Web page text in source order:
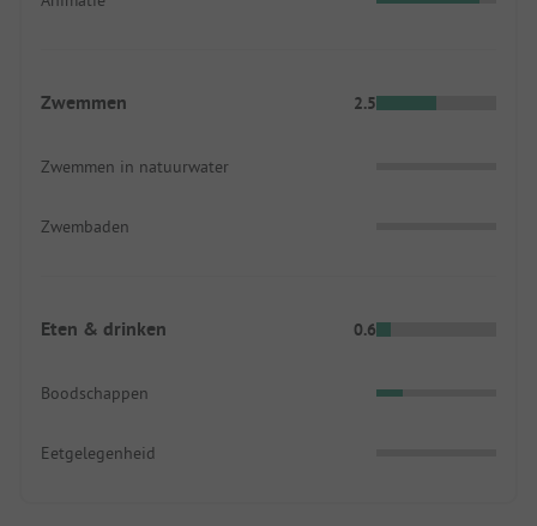
Zwemmen 2.5
Zwemmen in natuurwater
Zwembaden
Eten & drinken 0.6
Boodschappen
Eetgelegenheid